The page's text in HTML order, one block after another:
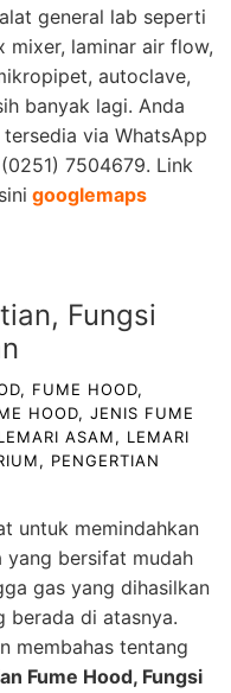
at general lab seperti
mixer, laminar air flow,
autoclave,
banyak lagi. Anda
via WhatsApp
7504679. Link
googlemaps
Fungsi
, FUME HOOD,
HOOD, JENIS FUME
ASAM, LEMARI
, PENGERTIAN
untuk memindahkan
yang bersifat mudah
gas yang dihasilkan
berada di atasnya.
membahas tentang
Fume Hood, Fungsi